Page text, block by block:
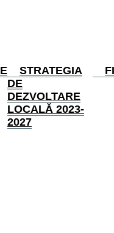
STRATEGIA
DE
DEZVOLTARE
LOCALĂ 2023-
2027